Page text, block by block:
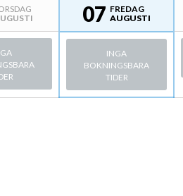
07 FREDAG
AUGUSTI
INGA
BOKNINGSBARA
TIDER